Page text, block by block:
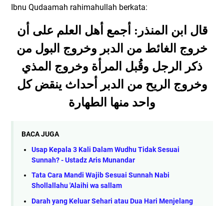
Ibnu Qudaamah rahimahullah berkata:
قال ابن المنذر: أجمع أهل العلم على أن
خروج الغائط من الدبر وخروج البول من
ذكر الرجل وقُبل المرأة وخروج المذي
وخروج الريح من الدبر أحداث ينقض كل
واحد منها الطهارة
BACA JUGA
Usap Kepala 3 Kali Dalam Wudhu Tidak Sesuai
Sunnah? - Ustadz Aris Munandar
Tata Cara Mandi Wajib Sesuai Sunnah Nabi
Shollallahu 'Alaihi wa sallam
Darah yang Keluar Sehari atau Dua Hari Menjelang